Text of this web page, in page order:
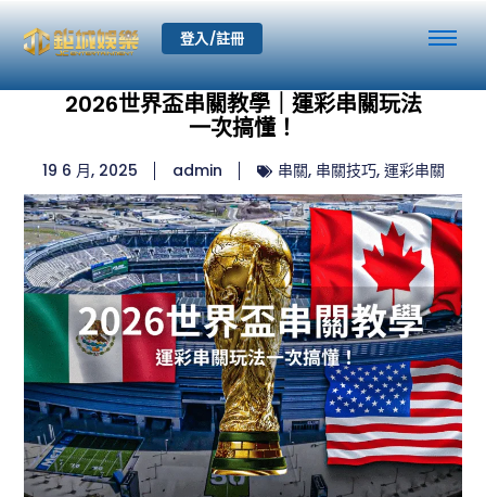
登入/註冊
2026世界盃串關教學｜運彩串關玩法
一次搞懂！
19 6 月, 2025 admin 串關, 串關技巧, 運彩串關